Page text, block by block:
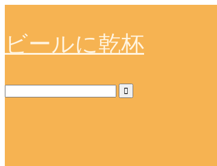
ビールに乾杯